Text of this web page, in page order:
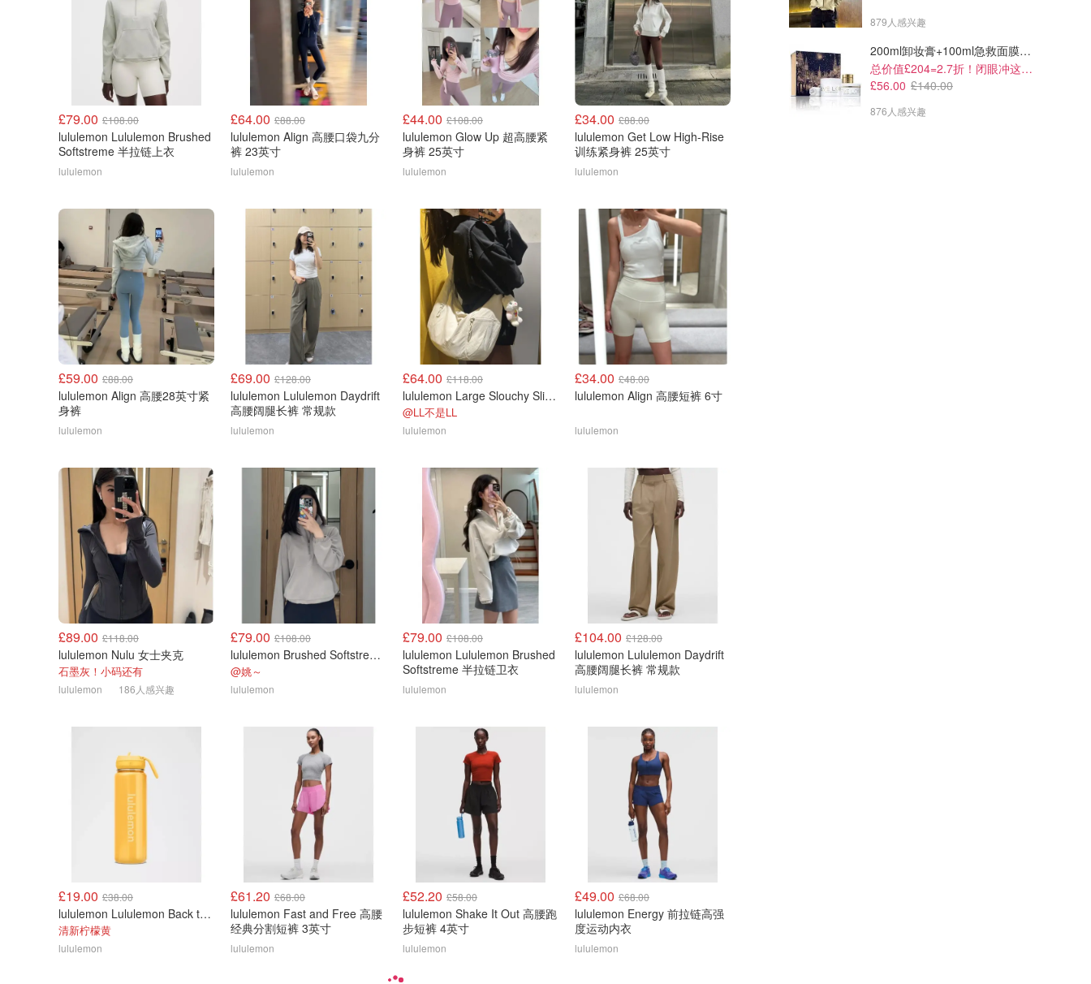
£79.00 £108.00
lululemon Lululemon Brushed
Softstreme 半拉链上衣
lululemon
£64.00 £88.00
lululemon Align 高腰口袋九分
裤 23英寸
lululemon
£44.00 £108.00
lululemon Glow Up 超高腰紧
身裤 25英寸
lululemon
£34.00 £88.00
lululemon Get Low High-Rise
训练紧身裤 25英寸
lululemon
£59.00 £88.00
lululemon Align 高腰28英寸紧
身裤
lululemon
£69.00 £128.00
lululemon Lululemon Daydrift
高腰阔腿长裤 常规款
lululemon
£64.00 £118.00
lululemon Large Slouchy Sling Bag 13L
@LL不是LL
lululemon
£34.00 £48.00
lululemon Align 高腰短裤 6寸
lululemon
£89.00 £118.00
lululemon Nulu 女士夹克
石墨灰！小码还有
lululemon 186人感兴趣
£79.00 £108.00
lululemon Brushed Softstreme Half Zip 半拉链上衣
@姚～
lululemon
£79.00 £108.00
lululemon Lululemon Brushed
Softstreme 半拉链卫衣
lululemon
£104.00 £128.00
lululemon Lululemon Daydrift
高腰阔腿长裤 常规款
lululemon
£19.00 £38.00
lululemon Lululemon Back to Life 运动水瓶 24oz 吸管盖
清新柠檬黄
lululemon
£61.20 £68.00
lululemon Fast and Free 高腰
经典分割短裤 3英寸
lululemon
£52.20 £58.00
lululemon Shake It Out 高腰跑
步短裤 4英寸
lululemon
£49.00 £68.00
lululemon Energy 前拉链高强
度运动内衣
lululemon
879人感兴趣
200ml卸妆膏+100ml急救面膜+面霜+洁颜布
总价值£204=2.7折！闭眼冲这套！
£56.00 £140.00
876人感兴趣